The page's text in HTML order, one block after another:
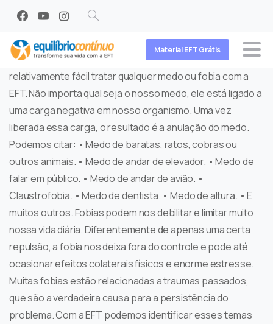
Search
Material EFT Grátis
relativamente fácil tratar qualquer medo ou fobia com a
EFT. Não importa qual seja o nosso medo, ele está ligado a
uma carga negativa em nosso organismo. Uma vez
liberada essa carga, o resultado é a anulação do medo.
Podemos citar: • Medo de baratas, ratos, cobras ou
outros animais. • Medo de andar de elevador. • Medo de
falar em público. • Medo de andar de avião. •
Claustrofobia. • Medo de dentista. • Medo de altura. • E
muitos outros. Fobias podem nos debilitar e limitar muito
nossa vida diária. Diferentemente de apenas uma certa
repulsão, a fobia nos deixa fora do controle e pode até
ocasionar efeitos colaterais físicos e enorme estresse.
Muitas fobias estão relacionadas a traumas passados,
que são a verdadeira causa para a persistência do
problema. Com a EFT podemos identificar esses temas